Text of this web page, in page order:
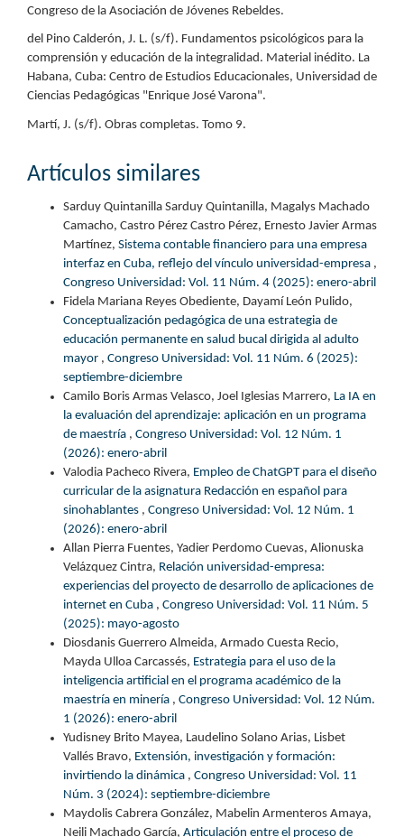
Congreso de la Asociación de Jóvenes Rebeldes.
del Pino Calderón, J. L. (s/f). Fundamentos psicológicos para la
comprensión y educación de la integralidad. Material inédito. La
Habana, Cuba: Centro de Estudios Educacionales, Universidad de
Ciencias Pedagógicas "Enrique José Varona".
Martí, J. (s/f). Obras completas. Tomo 9.
Artículos similares
Sarduy Quintanilla Sarduy Quintanilla, Magalys Machado
Camacho, Castro Pérez Castro Pérez, Ernesto Javier Armas
Martínez, Sistema contable financiero para una empresa
interfaz en Cuba, reflejo del vínculo universidad-empresa ,
Congreso Universidad: Vol. 11 Núm. 4 (2025): enero-abril
Fidela Mariana Reyes Obediente, Dayamí León Pulido,
Conceptualización pedagógica de una estrategia de
educación permanente en salud bucal dirigida al adulto
mayor , Congreso Universidad: Vol. 11 Núm. 6 (2025):
septiembre-diciembre
Camilo Boris Armas Velasco, Joel Iglesias Marrero, La IA en
la evaluación del aprendizaje: aplicación en un programa
de maestría , Congreso Universidad: Vol. 12 Núm. 1
(2026): enero-abril
Valodia Pacheco Rivera, Empleo de ChatGPT para el diseño
curricular de la asignatura Redacción en español para
sinohablantes , Congreso Universidad: Vol. 12 Núm. 1
(2026): enero-abril
Allan Pierra Fuentes, Yadier Perdomo Cuevas, Alionuska
Velázquez Cintra, Relación universidad-empresa:
experiencias del proyecto de desarrollo de aplicaciones de
internet en Cuba , Congreso Universidad: Vol. 11 Núm. 5
(2025): mayo-agosto
Diosdanis Guerrero Almeida, Armado Cuesta Recio,
Mayda Ulloa Carcassés, Estrategia para el uso de la
inteligencia artificial en el programa académico de la
maestría en minería , Congreso Universidad: Vol. 12 Núm.
1 (2026): enero-abril
Yudisney Brito Mayea, Laudelino Solano Arias, Lisbet
Vallés Bravo, Extensión, investigación y formación:
invirtiendo la dinámica , Congreso Universidad: Vol. 11
Núm. 3 (2024): septiembre-diciembre
Maydolis Cabrera González, Mabelin Armenteros Amaya,
Neili Machado García, Articulación entre el proceso de